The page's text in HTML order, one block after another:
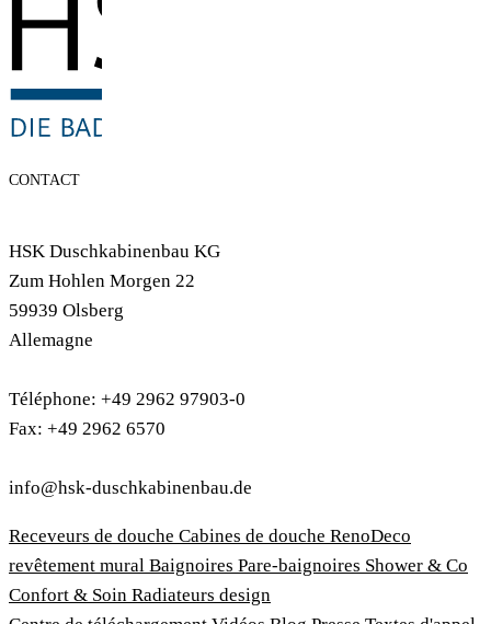
CONTACT
HSK Duschkabinenbau KG
Zum Hohlen Morgen 22
59939 Olsberg
Allemagne
Téléphone: +49 2962 97903-0
Fax: +49 2962 6570
info@hsk-duschkabinenbau.de
Receveurs de douche Cabines de douche RenoDeco
revêtement mural Baignoires Pare-baignoires Shower & Co
Confort & Soin Radiateurs design